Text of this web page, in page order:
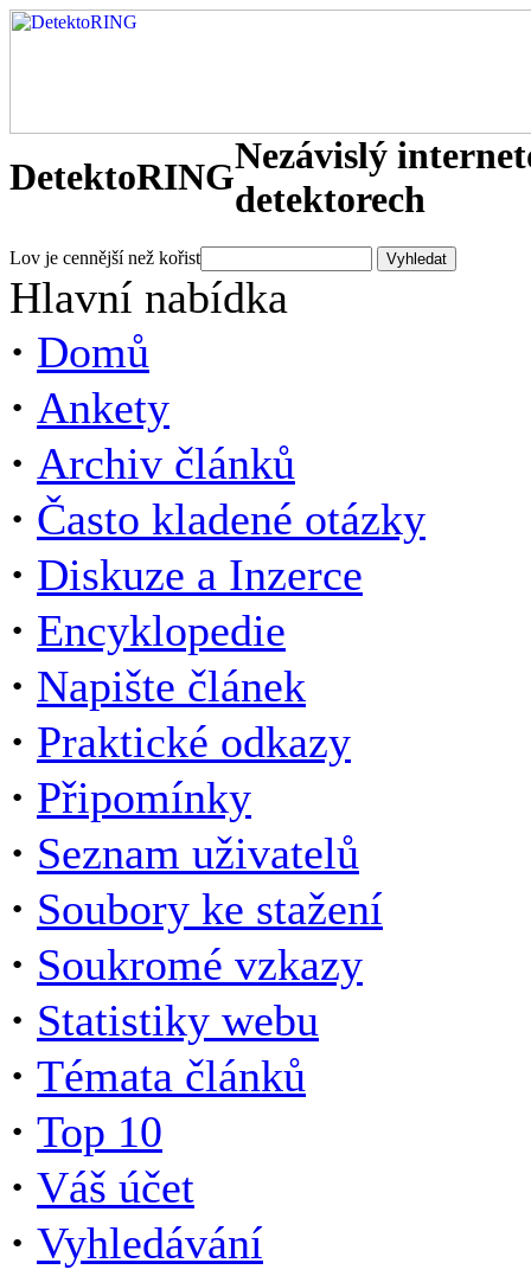
DetektoRINGNezávislý
detektorech
Lov je cennější než kořist
Hlavní nabídka
· Domů
· Ankety
· Archiv článků
· Často kladené otázky
· Diskuze a Inzerce
· Encyklopedie
· Napište článek
· Praktické odkazy
· Připomínky
· Seznam uživatelů
· Soubory ke stažení
· Soukromé vzkazy
· Statistiky webu
· Témata článků
· Top 10
· Váš účet
· Vyhledávání